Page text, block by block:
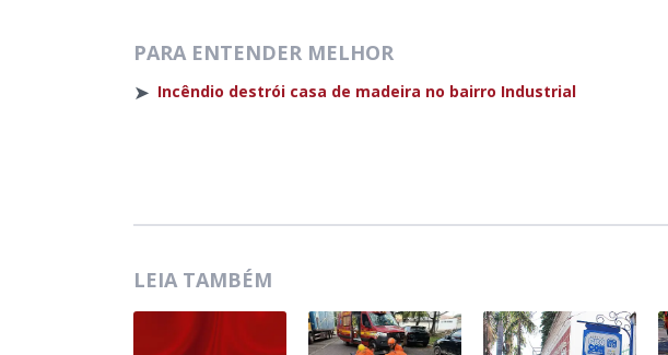
PARA ENTENDER MELHOR
➤ Incêndio destrói casa de madeira no bairro Industrial
LEIA TAMBÉM